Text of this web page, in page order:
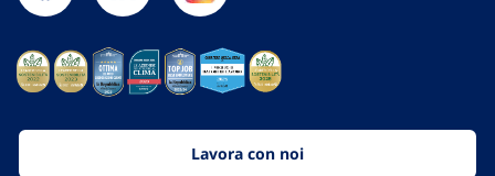
Lavora con noi